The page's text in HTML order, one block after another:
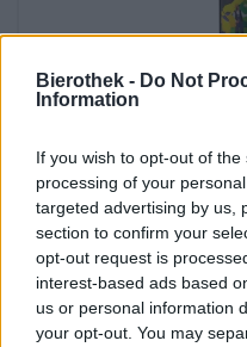
Bierothek - Do Not
Information
If you wish to opt-out of
processing of your
targeted advertising by us,
section to confirm your
opt-out request is
interest-based ads based
us or personal information
your opt-out. You may
bio
€
MEHRWEG
0,33